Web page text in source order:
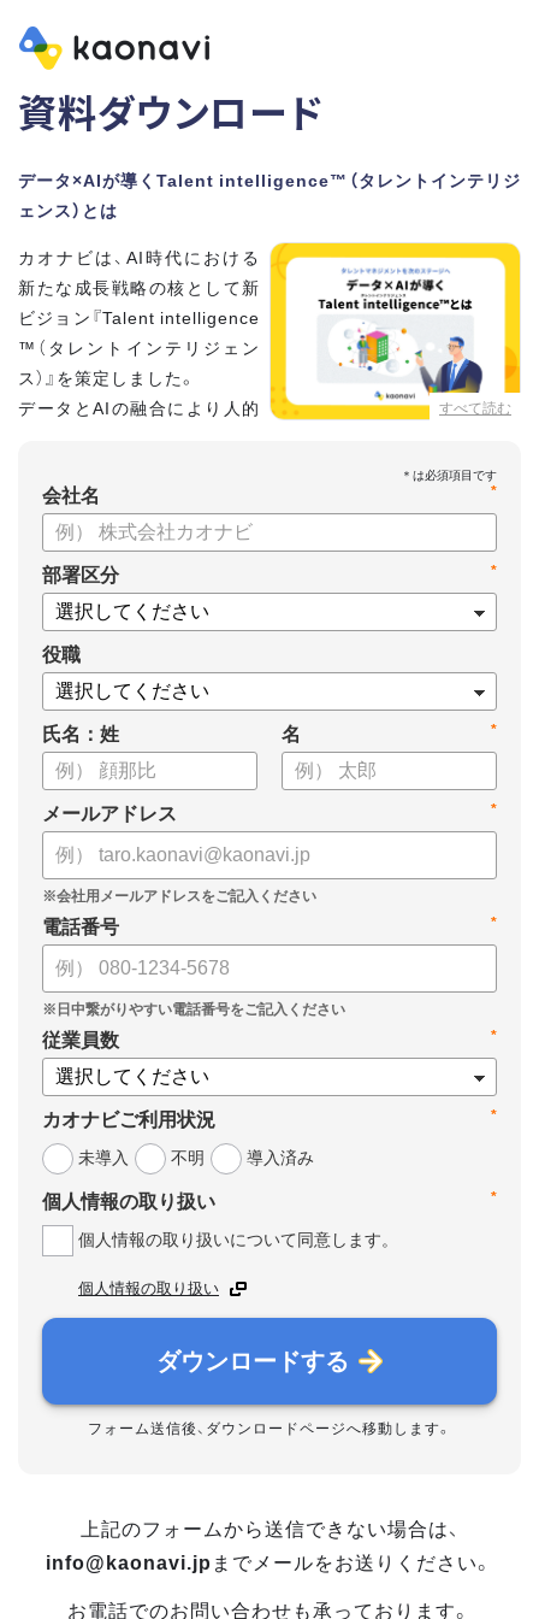
資料ダウンロード
データ×AIが導くTalent intelligence™（タレントインテリジ
ェンス）とは
すべて読む
カオナビは、AI時代における
新たな成長戦略の核として新
ビジョン『Talent intelligence
™（タレントインテリジェン
ス）』を策定しました。
データとAIの融合により人的
【資料の内容】
・新ビジョン「Talent intelligence™」実現へのロードマップ
・HRSaaS事業とHRSolution事業が循環する「Infinite Model」
・AI活用の土台、カオナビの「タレントマネジメント」でできる
こと
*
会社名
*
部署区分
役職
氏名：姓 *
名
*
メールアドレス
*
電話番号
*
従業員数
*
カオナビご利用状況
未導入
不明 導入済み
*
個人情報の取り扱い
個人情報の取り扱いについて同意します。
個人情報の取り扱い
ダウンロードする
フォーム送信後、ダウンロードページへ移動します。
上記のフォームから送信できない場合は、
info@kaonavi.jp までメールをお送りください。
お電話でのお問い合わせも承っております。